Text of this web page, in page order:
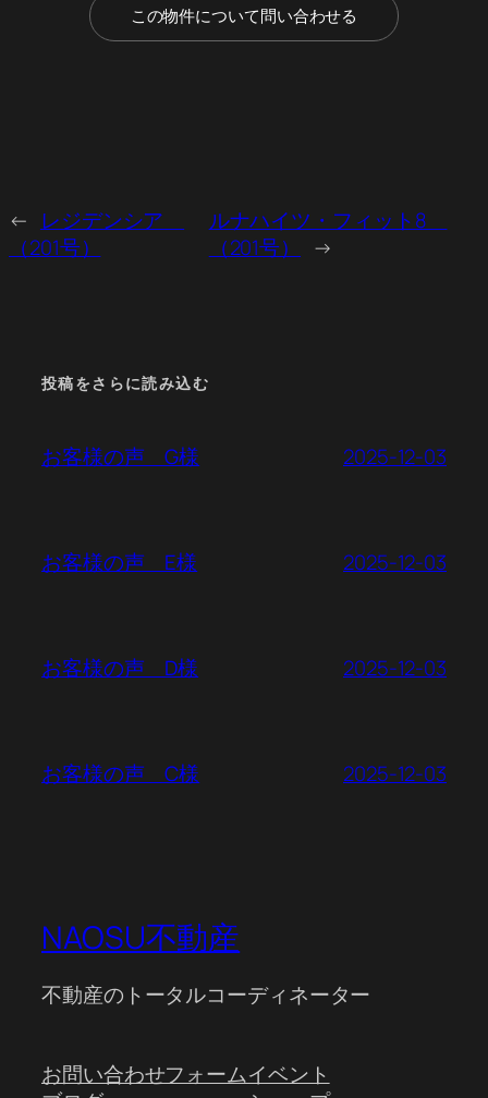
この物件について問い合わせる
←
レジデンシア
（201号）
ルナハイツ・フィット8
（201号）
→
投稿をさらに読み込む
お客様の声 G様 2025-12-03
お客様の声 E様 2025-12-03
お客様の声 D様 2025-12-03
お客様の声 C様 2025-12-03
NAOSU不動産
不動産のトータルコーディネーター
お問い合わせフォームイベント